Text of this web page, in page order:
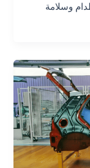
وسلامة